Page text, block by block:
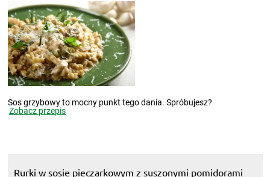
Sos grzybowy to mocny punkt tego dania. Spróbujesz?
Zobacz przepis
Rurki w sosie pieczarkowym z suszonymi pomidorami